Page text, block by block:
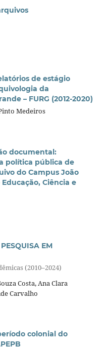
de estágio
da
– FURG (2012-2020)
Medeiros
documental:
política pública de
do Campus João
Ciência e
EM
(2010–2024)
Costa, Ana Clara
Carvalho
colonial do